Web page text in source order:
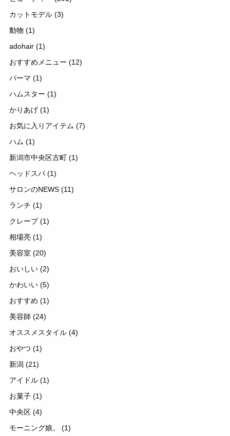
カットモデル (3)
動物 (1)
adohair (1)
おすすめメニュー (12)
パーマ (1)
ハムスター (1)
かりあげ (1)
お気に入りアイテム (7)
ハム (1)
新潟市中央区古町 (1)
ヘッドスパ (1)
サロンのNEWS (11)
ランチ (1)
クレープ(1)
相場亮 (1)
美容室 (20)
おいしい (2)
かわいい (5)
おすすめ (1)
美容師 (24)
オススメスタイル (4)
おやつ (1)
新潟 (21)
アイドル (1)
お菓子 (1)
中央区 (4)
モーニング娘。 (1)